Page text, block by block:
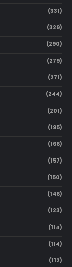
(331)
(329)
(290)
(279)
(271)
(244)
(201)
(195)
(166)
(157)
(150)
(146)
(123)
(114)
(114)
(112)